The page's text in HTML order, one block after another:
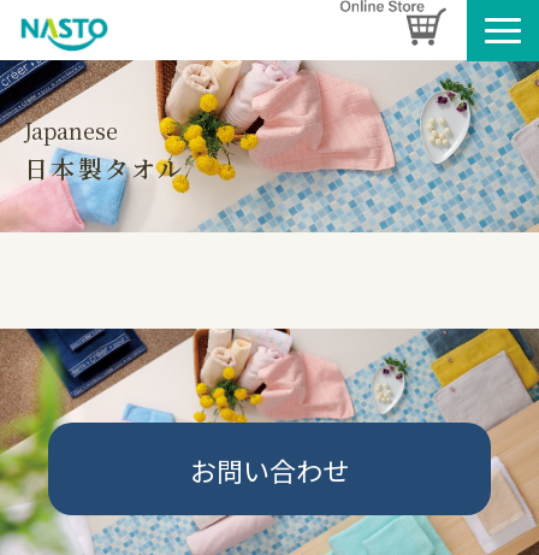
企業情報
製品情報
お知らせ
ブログ
SDGsへの取り組み
Japanese
日本製タオル
お問い合わせ